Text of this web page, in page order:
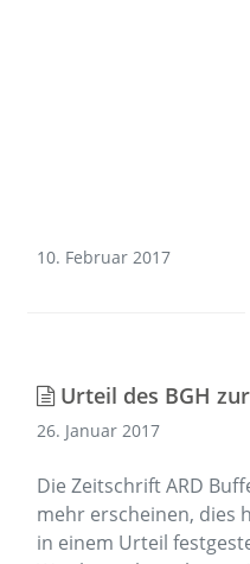
10. Februar 2017
Urteil des BGH
26. Januar 2017
Die Zeitschrift ARD
mehr erscheinen, dies
in einem Urteil